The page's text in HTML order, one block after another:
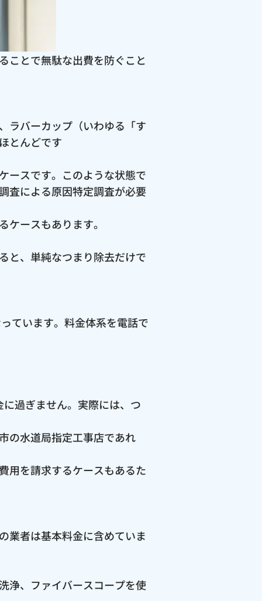
ことで無駄な出費を防ぐこと
ラバーカップ（いわゆる「す
とんどです
ースです。このような状態で
査による原因特定調査が必要
ースもあります。
と、単純なつまり除去だけで
ています。料金体系を電話で
過ぎません。実際には、つ
の水道局指定工事店であれ
用を請求するケースもあるた
業者は基本料金に含めていま
浄、ファイバースコープを使